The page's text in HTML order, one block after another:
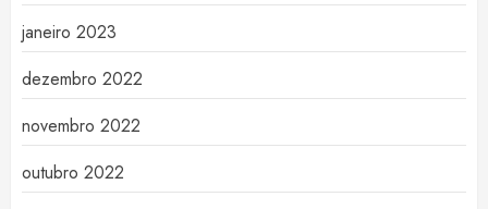
janeiro 2023
dezembro 2022
novembro 2022
outubro 2022